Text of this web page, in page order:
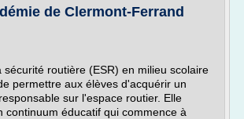
de Clermont-Ferrand
sécurité routière (ESR) en milieu scolaire
permettre aux élèves d'acquérir un
sur l'espace routier. Elle
continuum éducatif qui commence à